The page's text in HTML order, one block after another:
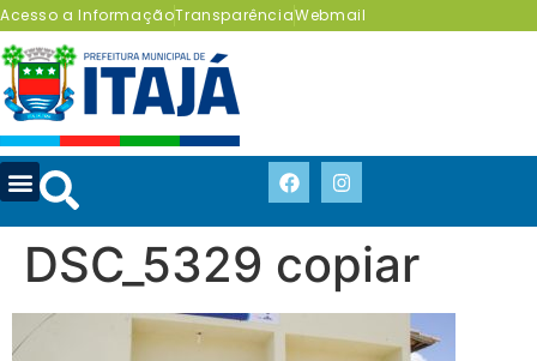
Acesso a InformaçãoTransparênciaWebmail
DSC_5329 copiar